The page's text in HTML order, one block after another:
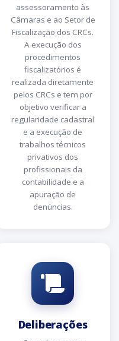
assessoramento às
Câmaras e ao Setor de
Fiscalização dos CRCs.
A execução dos
procedimentos
fiscalizatórios é
realizada diretamente
pelos CRCs e tem por
objetivo verificar a
regularidade cadastral
e a execução de
trabalhos técnicos
privativos dos
profissionais da
contabilidade e a
apuração de
denúncias.
Deliberações